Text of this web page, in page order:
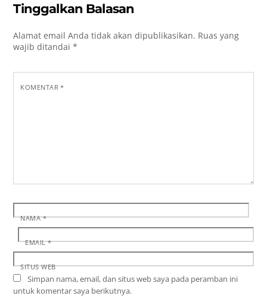
Tinggalkan Balasan
Alamat email Anda tidak akan dipublikasikan. Ruas yang
wajib ditandai*
KOMENTAR*
NAMA*
EMAIL*
SITUS WEB
Simpan nama, email, dan situs web saya pada peramban ini
untuk komentar saya berikutnya.